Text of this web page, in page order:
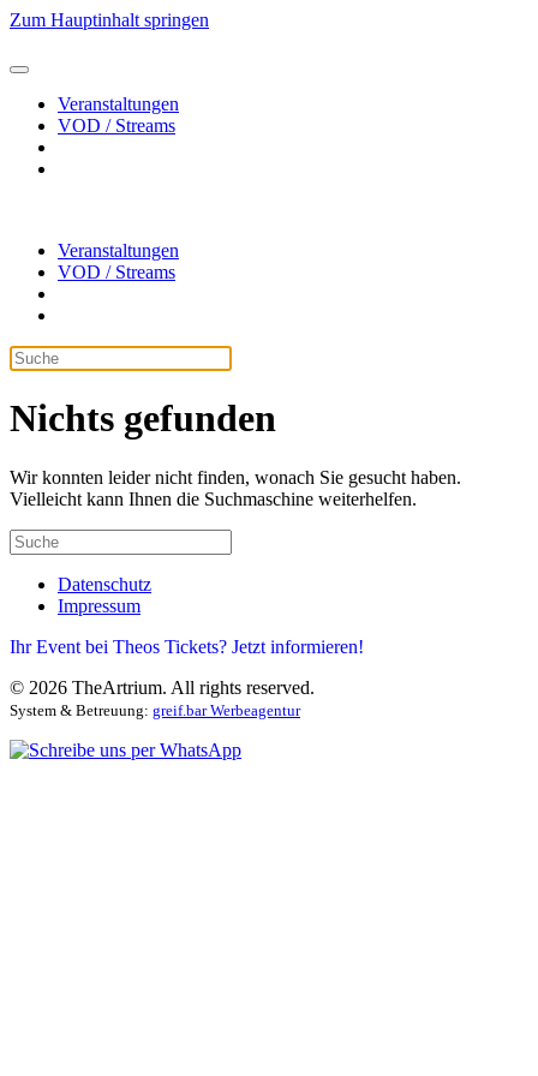
Zum Hauptinhalt springen
Veranstaltungen
VOD / Streams
Veranstaltungen
VOD / Streams
Nichts gefunden
Wir konnten leider nicht finden, wonach Sie gesucht haben.
Vielleicht kann Ihnen die Suchmaschine weiterhelfen.
Datenschutz
Impressum
Ihr Event bei Theos Tickets? Jetzt informieren!
© 2026 TheArtrium. All rights reserved.
System & Betreuung: greif.bar Werbeagentur